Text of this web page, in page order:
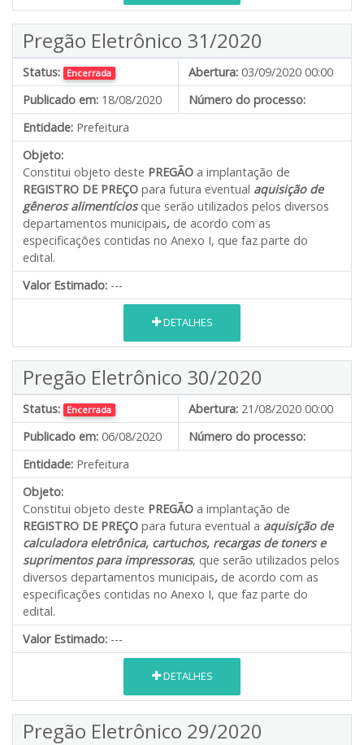
Pregão Eletrônico 31/2020
Status: Encerrada Abertura: 03/09/2020 00:00
Publicado em: 18/08/2020
Número do processo:
Entidade: Prefeitura
Objeto:
Constitui objeto deste PREGÃO a implantação de
REGISTRO DE PREÇO para futura eventual aquisição de
gêneros alimentíciosque serão utilizados pelos diversos
departamentos municipais, de acordo com as
especificações contidas no Anexo I, que faz parte do
edital.
Valor Estimado: ---
DETALHES
Pregão Eletrônico 30/2020
Status: Encerrada Abertura: 21/08/2020 00:00
Publicado em: 06/08/2020
Número do processo:
Entidade: Prefeitura
Objeto:
Constitui objeto deste PREGÃO a implantação de
REGISTRO DE PREÇO para futura eventual a aquisição de
calculadora eletrônica, cartuchos, recargas de toners e
suprimentos para impressoras, que serão utilizados pelos
diversos departamentos municipais, de acordo com as
especificações contidas no Anexo I, que faz parte do
edital.
Valor Estimado: ---
DETALHES
Pregão Eletrônico 29/2020